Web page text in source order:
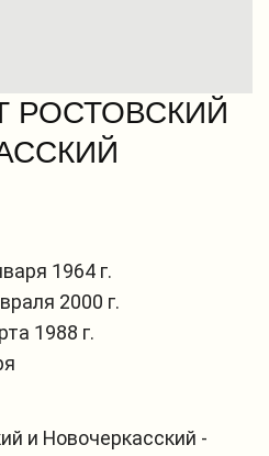
РОСТОВСКИЙ
1964 г.
2000 г.
1988 г.
и Новочеркасский -